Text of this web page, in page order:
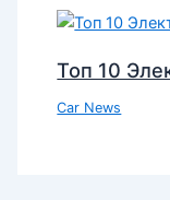
Топ 10
Car News